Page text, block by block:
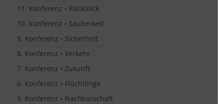
11. Konferenz • Rückblick
10. Konferenz • Sauberkeit
9. Konferenz • Sicherheit
8. Konferenz • Verkehr
7. Konferenz • Zukunft
6. Konferenz • Flüchtlinge
5. Konferenz • Nachbarschaft